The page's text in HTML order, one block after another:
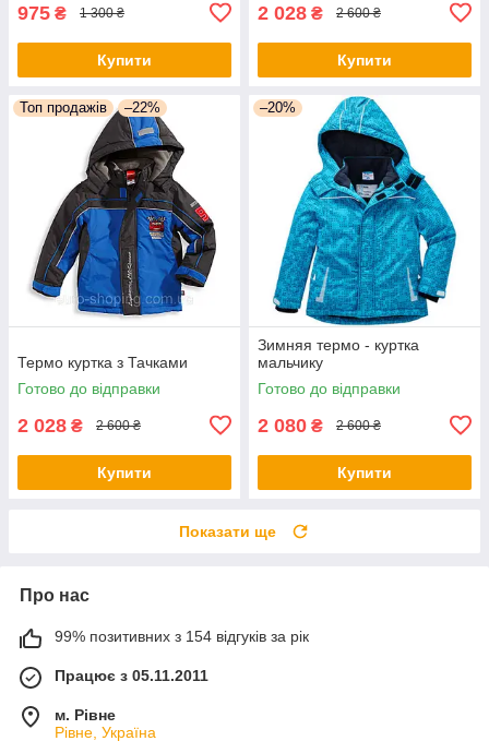
975 ₴ 1 300 ₴
Купити
2 028 ₴ 2 600 ₴
Купити
Топ продажів –22%
Термо куртка з Тачками
Готово до відправки
2 028 ₴ 2 600 ₴
Купити
–20%
Зимняя термо - куртка
мальчику
Готово до відправки
2 080 ₴ 2 600 ₴
Купити
Показати ще
Про нас
99% позитивних з 154 відгуків за рік
Працює з 05.11.2011
м. Рівне
Рівне, Україна